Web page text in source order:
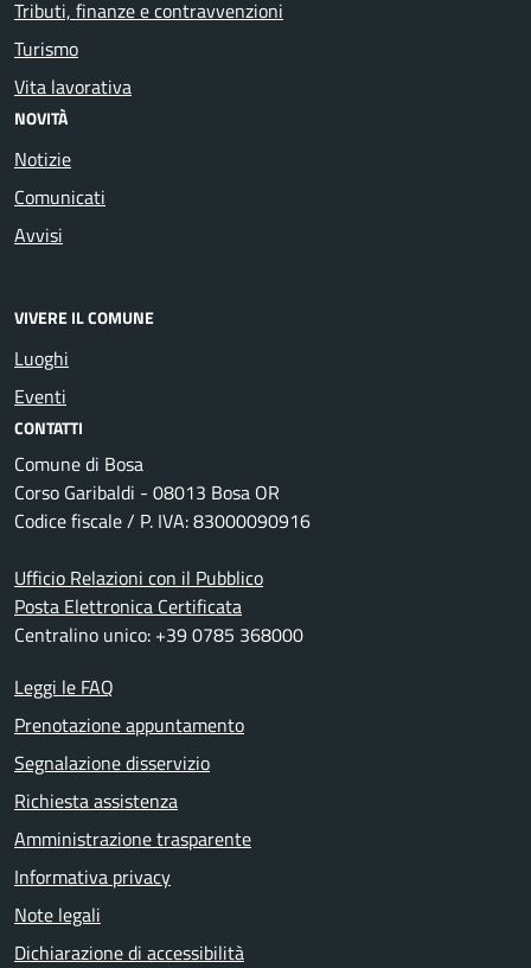
Tributi, finanze e contravvenzioni
Turismo
Vita lavorativa
NOVITÀ
Notizie
Comunicati
Avvisi
VIVERE IL COMUNE
Luoghi
Eventi
CONTATTI
Comune di Bosa
Corso Garibaldi - 08013 Bosa OR
Codice fiscale / P. IVA: 83000090916
Ufficio Relazioni con il Pubblico
Posta Elettronica Certificata
Centralino unico: +39 0785 368000
Leggi le FAQ
Prenotazione appuntamento
Segnalazione disservizio
Richiesta assistenza
Amministrazione trasparente
Informativa privacy
Note legali
Dichiarazione di accessibilità